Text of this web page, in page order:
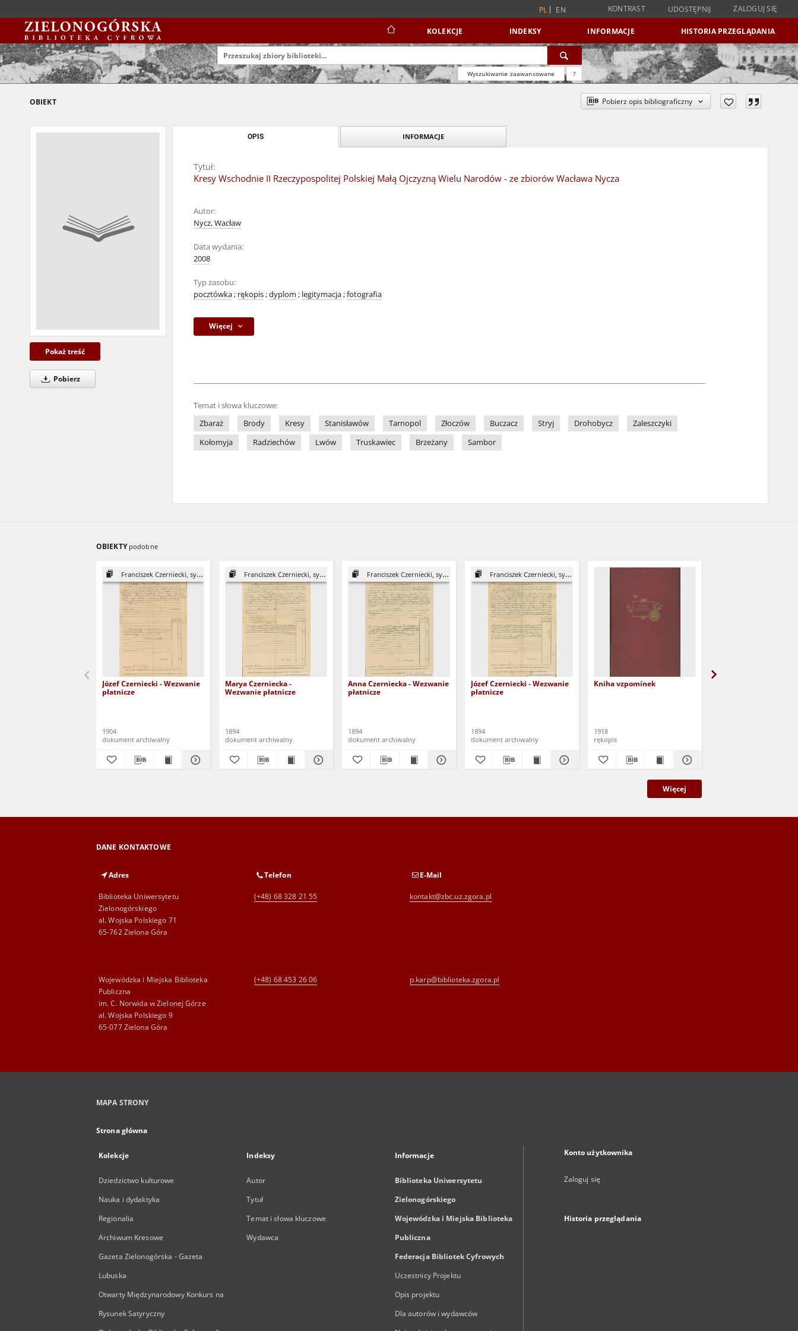
PL EN KONTRAST UDOSTĘPNIJ ZALOGUJ SIĘ
KOLEKCJE INDEKSY INFORMACJE HISTORIA PRZEGLĄDANIA
Wyszukiwanie zaawansowane ?
OBIEKT Pobierz opis bibliograficzny
Pokaż treść
Pobierz
OPIS INFORMACJE
Tytuł:
Kresy Wschodnie II Rzeczypospolitej Polskiej Małą Ojczyzną Wielu Narodów - ze zbiorów Wacława Nycza
Autor:
Nycz, Wacław
Data wydania:
2008
Typ zasobu:
pocztówka; rękopis;dyplom ; legitymacja;fotografia
Więcej
Temat i słowa kluczowe:
Zbaraż
Brody Kresy Stanisławów Tarnopol Złoczów Buczacz Stryj Drohobycz
Zaleszczyki
Kołomyja
Radziechów Lwów Truskawiec Brzeżany Sambor
OBIEKTY podobne
Franciszek Czerniecki, syn Józefa
Józef Czerniecki - Wezwanie
płatnicze
1904
dokument archiwalny
Franciszek Czerniecki, syn Józefa
Marya Czerniecka -
Wezwanie płatnicze
1894
dokument archiwalny
Franciszek Czerniecki, syn Józefa
Anna Czerniecka - Wezwanie
płatnicze
1894
dokument archiwalny
Franciszek Czerniecki, syn Józefa
Józef Czerniecki - Wezwanie
płatnicze
1894
dokument archiwalny
Kniha vzpomínek
1918
rękopis
Więcej
DANE KONTAKTOWE
Adres
Biblioteka Uniwersytetu
Zielonogórskiego
al. Wojska Polskiego 71
65-762 Zielona Góra
Telefon
(+48) 68 328 21 55
E-Mail
kontakt@zbc.uz.zgora.pl
Wojewódzka i Miejska Biblioteka
Publiczna
im. C. Norwida w Zielonej Górze
al. Wojska Polskiego 9
65-077 Zielona Góra
(+48) 68 453 26 06 p.karp@biblioteka.zgora.pl
MAPA STRONY
Strona główna
Kolekcje
Dziedzictwo kulturowe
Nauka i dydaktyka
Regionalia
Archiwum Kresowe
Gazeta Zielonogórska - Gazeta
Lubuska
Otwarty Międzynarodowy Konkurs na
Rysunek Satyryczny
Indeksy
Autor
Tytuł
Temat i słowa kluczowe
Wydawca
Informacje
Biblioteka Uniwersytetu
Zielonogórskiego
Wojewódzka i Miejska Biblioteka
Publiczna
Federacja Bibliotek Cyfrowych
Uczestnicy Projektu
Opis projektu
Dla autorów i wydawców
Konto użytkownika
Zaloguj się
Historia przeglądania